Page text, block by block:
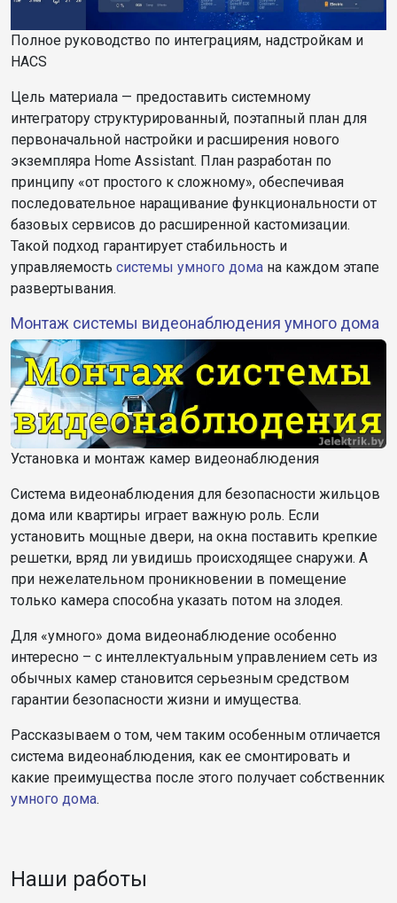
Полное руководство по интеграциям, надстройкам и
HACS
Цель материала — предоставить системному
интегратору структурированный, поэтапный план для
первоначальной настройки и расширения нового
экземпляра Home Assistant. План разработан по
принципу «от простого к сложному», обеспечивая
последовательное наращивание функциональности от
базовых сервисов до расширенной кастомизации.
Такой подход гарантирует стабильность и
управляемость системы умного дома на каждом этапе
развертывания.
Монтаж системы видеонаблюдения умного дома
Установка и монтаж камер видеонаблюдения
Система видеонаблюдения для безопасности жильцов
дома или квартиры играет важную роль. Если
установить мощные двери, на окна поставить крепкие
решетки, вряд ли увидишь происходящее снаружи. А
при нежелательном проникновении в помещение
только камера способна указать потом на злодея.
Для «умного» дома видеонаблюдение особенно
интересно – с интеллектуальным управлением сеть из
обычных камер становится серьезным средством
гарантии безопасности жизни и имущества.
Рассказываем о том, чем таким особенным отличается
система видеонаблюдения, как ее смонтировать и
какие преимущества после этого получает собственник
умного дома.
Наши работы